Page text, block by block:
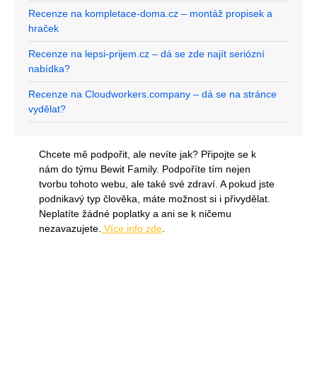
Recenze na kompletace-doma.cz – montáž propisek a
hraček
Recenze na lepsi-prijem.cz – dá se zde najít seriózní
nabídka?
Recenze na Cloudworkers.company – dá se na stránce
vydělat?
Chcete mě podpořit, ale nevíte jak? Připojte se k
nám do týmu Bewit Family. Podpoříte tím nejen
tvorbu tohoto webu, ale také své zdraví. A pokud jste
podnikavý typ člověka, máte možnost si i přivydělat.
Neplatíte žádné poplatky a ani se k ničemu
nezavazujete. Více info zde